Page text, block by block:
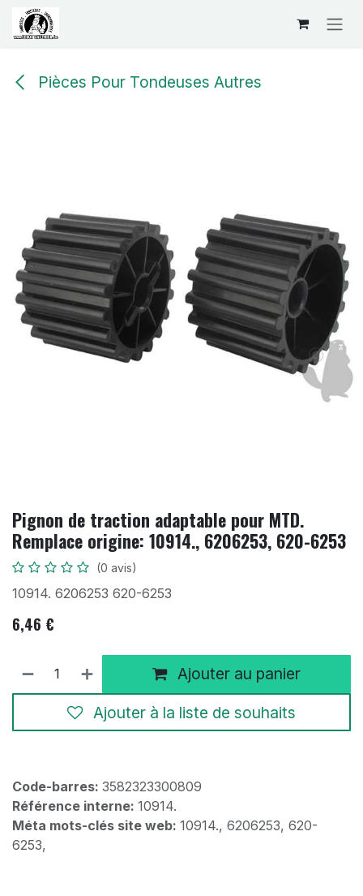
Se rendre au contenu
Pièces Pour Tondeuses Autres
Pignon de traction adaptable pour MTD.
Remplace origine: 10914., 6206253, 620-6253
(0 avis)
10914. 6206253 620-6253
6,46 €
Ajouter au panier
Ajouter à la liste de souhaits
Code-barres: 3582323300809
Référence interne: 10914.
Méta mots-clés site web: 10914., 6206253, 620-
6253,